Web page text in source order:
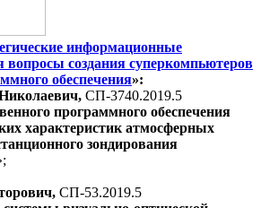
информационные
вопросы создания суперкомпьютеров
обеспечения»:
СП-3740.2019.5
программного обеспечения
характеристик атмосферных
зондирования
СП-53.2019.5